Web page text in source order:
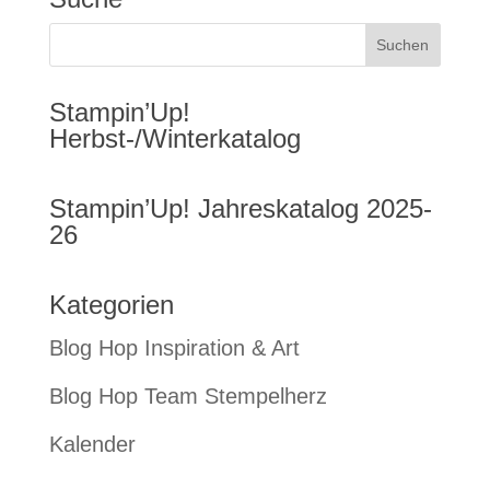
Stampin’Up!
Herbst-/Winterkatalog
Stampin’Up! Jahreskatalog 2025-
26
Kategorien
Blog Hop Inspiration & Art
Blog Hop Team Stempelherz
Kalender